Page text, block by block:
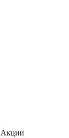
Акции